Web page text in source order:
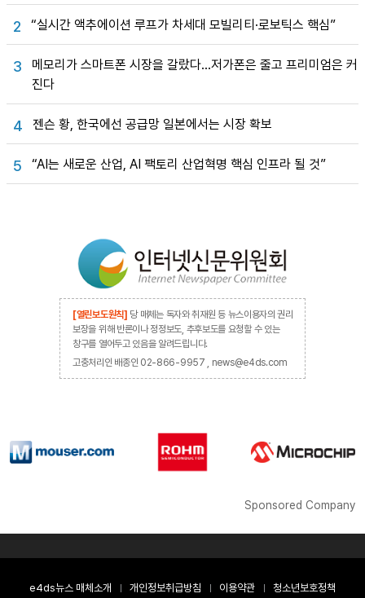
2 “실시간 액추에이션 루프가 차세대 모빌리티·로보틱스 핵심”
3
메모리가 스마트폰 시장을 갈랐다…저가폰은 줄고 프리미엄은 커
진다
4 젠슨 황, 한국에선 공급망 일본에서는 시장 확보
5 “AI는 새로운 산업, AI 팩토리 산업혁명 핵심 인프라 될 것”
[열린보도원칙] 당 매체는 독자와 취재원 등 뉴스이용자의 권리
보장을 위해 반론이나 정정보도, 추후보도를 요청할 수 있는
창구를 열어두고 있음을 알려드립니다.
고충처리인 배종인 02-866-9957 , news@e4ds.com
Sponsored Company
e4ds뉴스 매체소개 개인정보취급방침 이용약관 청소년보호정책